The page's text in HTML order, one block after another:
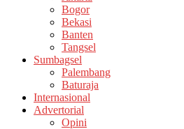
Bogor
Bekasi
Banten
Tangsel
Sumbagsel
Palembang
Baturaja
Internasional
Advertorial
Opini